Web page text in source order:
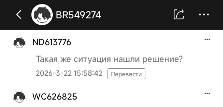
BR549274
ND613776
Такая же ситуация нашли решение?
2026-3-22 15:58:42 Перевести
WC626825